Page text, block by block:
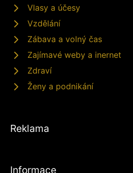
Vlasy a účesy
Vzdělání
Zábava a volný čas
Zajímavé weby a inernet
Zdraví
Ženy a podnikání
Reklama
Informace